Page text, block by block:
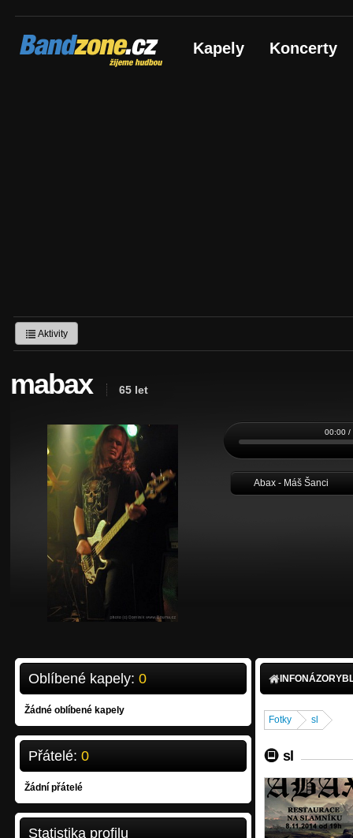
Bandzone.cz
žijeme hudbou Kapely Koncerty
Aktivity
mabax 65 let
00:00 /
Abax - Máš Šanci
Oblíbené kapely: 0
Žádné oblíbené kapely
Přátelé: 0
Žádní přátelé
Statistika profilu
INFONÁZORY
Fotky sl
sl